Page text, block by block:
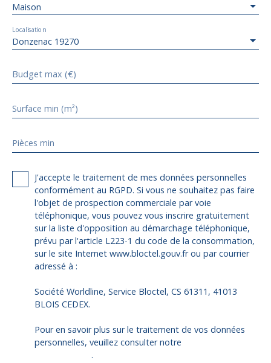
Maison
Donzenac 19270
Localisation
Budget max (€)
Surface min (m²)
Pièces min
J'accepte le traitement de mes données personnelles
conformément au RGPD. Si vous ne souhaitez pas faire
l'objet de prospection commerciale par voie
téléphonique, vous pouvez vous inscrire gratuitement
sur la liste d'opposition au démarchage téléphonique,
prévu par l'article L223-1 du code de la consommation,
sur le site Internet www.bloctel.gouv.fr ou par courrier
adressé à :
Société Worldline, Service Bloctel, CS 61311, 41013
BLOIS CEDEX.
Pour en savoir plus sur le traitement de vos données
personnelles, veuillez consulter notre
.